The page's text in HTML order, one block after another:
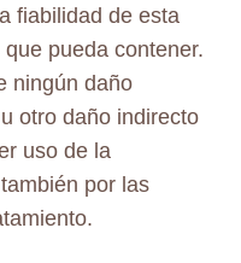
fiabilidad de esta
pueda contener.
ningún daño
otro daño indirecto
uso de la
por las